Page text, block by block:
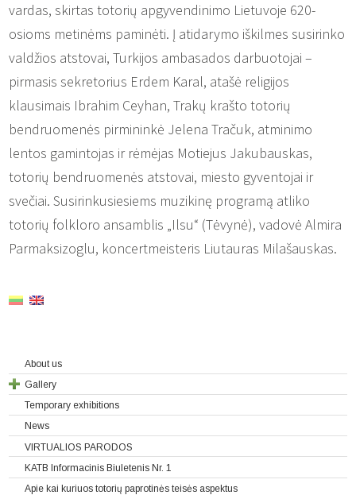
vardas, skirtas totorių apgyvendinimo Lietuvoje 620-
osioms metinėms paminėti. Į atidarymo iškilmes susirinko
valdžios atstovai, Turkijos ambasados darbuotojai –
pirmasis sekretorius Erdem Karal, atašė religijos
klausimais Ibrahim Ceyhan, Trakų krašto totorių
bendruomenės pirmininkė Jelena Tračuk, atminimo
lentos gamintojas ir rėmėjas Motiejus Jakubauskas,
totorių bendruomenės atstovai, miesto gyventojai ir
svečiai. Susirinkusiesiems muzikinę programą atliko
totorių folkloro ansamblis „Ilsu“ (Tėvynė), vadovė Almira
Parmaksizoglu, koncertmeisteris Liutauras Milašauskas.
About us
Gallery
Temporary exhibitions
News
VIRTUALIOS PARODOS
KATB Informacinis Biuletenis Nr. 1
Apie kai kuriuos totorių paprotinės teisės aspektus